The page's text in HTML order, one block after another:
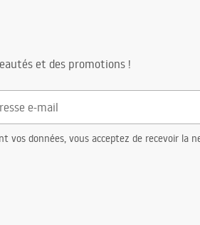
et des promotions !
vos données, vous acceptez de recevoir la